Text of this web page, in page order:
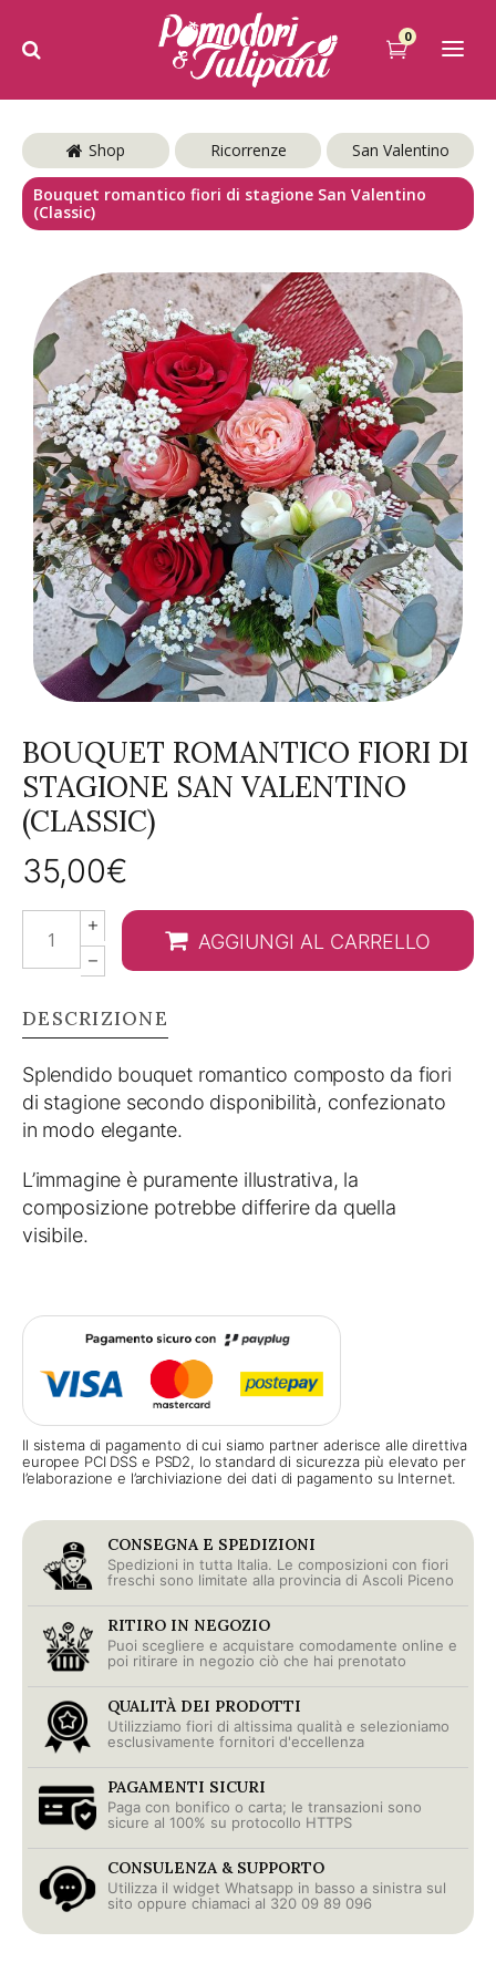
0
Shop Ricorrenze San Valentino
Bouquet romantico fiori di stagione San Valentino
(Classic)
BOUQUET ROMANTICO FIORI DI
STAGIONE SAN VALENTINO
(CLASSIC)
35,00€
romantico
di
stagione
San
Valentino
(Classic)
AGGIUNGI AL CARRELLO
DESCRIZIONE
Splendido bouquet romantico composto da fiori
di stagione secondo disponibilità, confezionato
in modo elegante.
L’immagine è puramente illustrativa, la
composizione potrebbe differire da quella
visibile.
Il sistema di pagamento di cui siamo partner aderisce alle direttiva
europee PCI DSS e PSD2, lo standard di sicurezza più elevato per
l’elaborazione e l’archiviazione dei dati di pagamento su Internet.
CONSEGNA E SPEDIZIONI
Spedizioni in tutta Italia. Le composizioni con fiori
freschi sono limitate alla provincia di Ascoli Piceno
RITIRO IN NEGOZIO
Puoi scegliere e acquistare comodamente online e
poi ritirare in negozio ciò che hai prenotato
QUALITÀ DEI PRODOTTI
Utilizziamo fiori di altissima qualità e selezioniamo
esclusivamente fornitori d'eccellenza
PAGAMENTI SICURI
Paga con bonifico o carta; le transazioni sono
sicure al 100% su protocollo HTTPS
CONSULENZA & SUPPORTO
Utilizza il widget Whatsapp in basso a sinistra sul
sito oppure chiamaci al 320 09 89 096